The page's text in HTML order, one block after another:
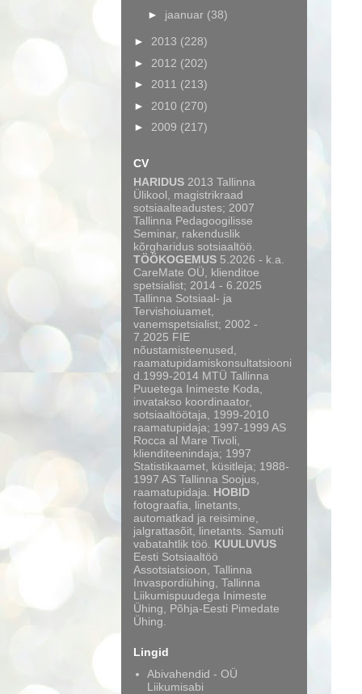
► jaanuar (38)
► 2013 (228)
► 2012 (202)
► 2011 (213)
► 2010 (270)
► 2009 (217)
CV
HARIDUS 2013 Tallinna
Ülikool, magistrikraad
sotsiaalteadustes; 2007
Tallinna Pedagoogilisse
Seminar, rakenduslik
kõrgharidus sotsiaaltöö.
TÖÖKOGEMUS 5.2026 - k.a.
CareMate OÜ, klienditoe
spetsialist; 2014 - 6.2025
Tallinna Sotsiaal- ja
Tervishoiuamet,
vanemspetsialist; 2002 -
7.2025 FIE
nõustamisteenused,
raamatupidamiskonsultatsiooni
d.1999-2014 MTÜ Tallinna
Puuetega Inimeste Koda,
invatakso koordinaator,
sotsiaaltöötaja, 1999-2010
raamatupidaja; 1997-1999 AS
Rocca al Mare Tivoli,
klienditeenindaja; 1997
Statistikaamet, küsitleja; 1988-
1997 AS Tallinna Soojus,
raamatupidaja. HOBID
fotograafia, linetants,
automatkad ja reisimine,
jalgrattasõit, linetants. Samuti
vabatahtlik töö. KUULUVUS
Eesti Sotsiaaltöö
Assotsiatsioon, Tallinna
Invaspordiühing, Tallinna
Liikumispuudega Inimeste
Ühing, Põhja-Eesti Pimedate
Ühing.
Lingid
Abivahendid - OÜ
Liikumisabi